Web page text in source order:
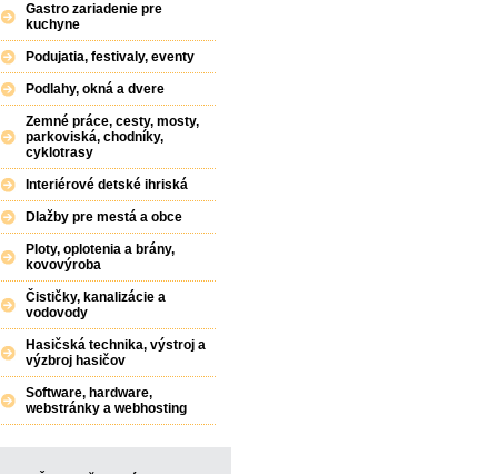
Gastro zariadenie pre
kuchyne
Podujatia, festivaly, eventy
Podlahy, okná a dvere
Zemné práce, cesty, mosty,
parkoviská, chodníky,
cyklotrasy
Interiérové detské ihriská
Dlažby pre mestá a obce
Ploty, oplotenia a brány,
kovovýroba
Čističky, kanalizácie a
vodovody
Hasičská technika, výstroj a
výzbroj hasičov
Software, hardware,
webstránky a webhosting